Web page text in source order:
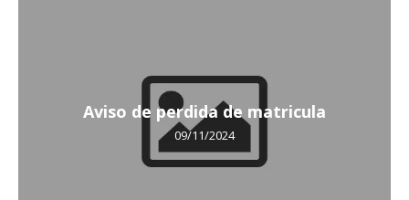
Aviso de perdida de matricula
09/11/2024